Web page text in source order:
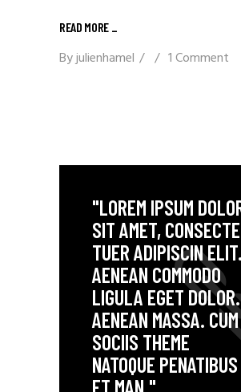
READ MORE _
Byjulienhamel 1 Comment
"LOREM IPSUM
SIT AMET, CONSECTE
TUER ADIPISCIN ELIT.
AENEAN COMMODO
LIGULA EGET DOLOR.
AENEAN MASSA. CUM
SOCIIS THEME
NATOQUE PENATIBUS
ET MAN."